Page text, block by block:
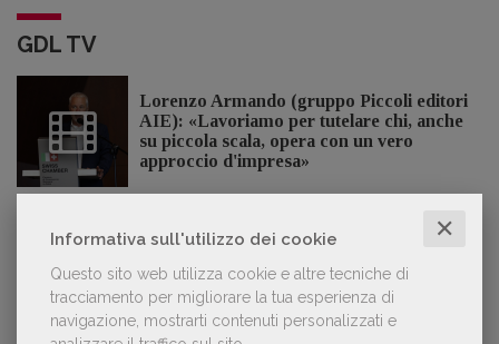
Informativa sull'utilizzo dei cookie ✕
Questo sito web utilizza cookie e altre tecniche di
tracciamento per migliorare la tua esperienza di
navigazione, mostrarti contenuti personalizzati e
GDL TV
Lorenzo Armando (gruppo Piccoli editori
AIE): «Lavoriamo per tutelare chi, anche
su piccola scala, opera con un vero
approccio d'impresa»
OFFERTE DI LAVORO